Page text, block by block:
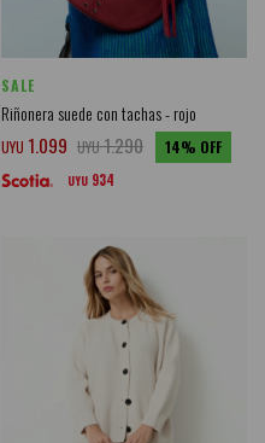
SALE
Riñonera suede con tachas - rojo
UYU 1.099 UYU1.290 14
UYU 934